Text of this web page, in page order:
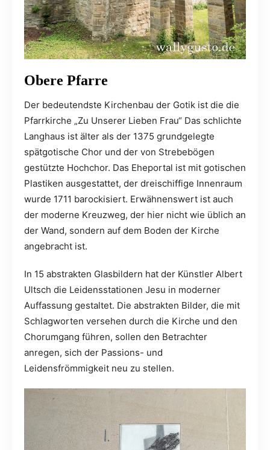
Obere Pfarre
Der bedeutendste Kirchenbau der Gotik ist die die
Pfarrkirche „Zu Unserer Lieben Frau“ Das schlichte
Langhaus ist älter als der 1375 grundgelegte
spätgotische Chor und der von Strebebögen
gestützte Hochchor. Das Eheportal ist mit gotischen
Plastiken ausgestattet, der dreischiffige Innenraum
wurde 1711 barockisiert. Erwähnenswert ist auch
der moderne Kreuzweg, der hier nicht wie üblich an
der Wand, sondern auf dem Boden der Kirche
angebracht ist.
In 15 abstrakten Glasbildern hat der Künstler Albert
Ultsch die Leidensstationen Jesu in moderner
Auffassung gestaltet. Die abstrakten Bilder, die mit
Schlagworten versehen durch die Kirche und den
Chorumgang führen, sollen den Betrachter
anregen, sich der Passions- und
Leidensfrömmigkeit neu zu stellen.